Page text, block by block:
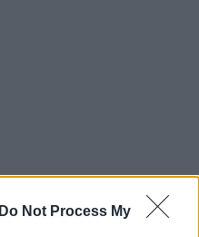
Do Not Process My